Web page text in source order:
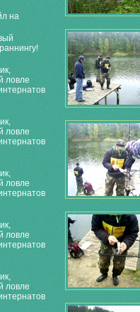
на
ловле
ловле
ловле
ловле
ловле